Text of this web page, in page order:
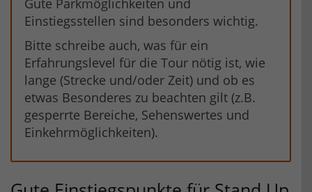
Gute Parkmöglichkeiten und
Einstiegsstellen sind besonders wichtig.
Bitte schreibe auch, was für ein
Erfahrungslevel für die Tour nötig ist, wie
lange (Strecke und/oder Zeit) und ob es
etwas Besonderes zu beachten gilt (z.B.
gesperrte Bereiche, Sehenswertes und
Einkehrmöglichkeiten).